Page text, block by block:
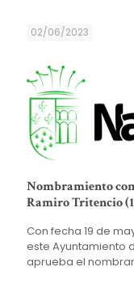
02/06/2023
Nombramiento
Ramiro Tritencio
Con fecha 19 de
este Ayuntamiento
aprueba el